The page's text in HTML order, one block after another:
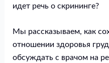
идет речь о скрининге?
Мы рассказываем, как
отношении здоровья
обсуждать с врачом на